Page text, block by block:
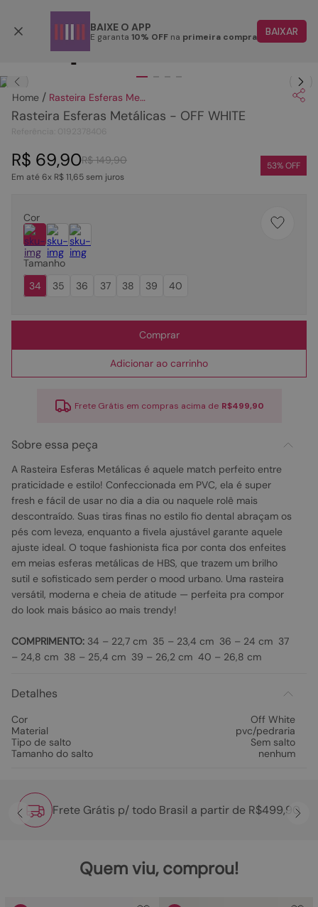
BAIXE O APP
E garanta 10% OFF na primeira compra BAIXAR
Rasteira Esferas Metálicas - OFF WHITE
Rasteira Esferas Metálicas - OFF WHITE
R$ 149,90
R$ 69,90
Em até6x R$11,65sem juros
53% OFF
Cor
Tamanho
34
35 36 37 39 40
38
Comprar
Adicionar ao carrinho
Frete Grátis em compras acima de R$499,90
Sobre essa peça
A Rasteira Esferas Metálicas é aquele match perfeito entre
praticidade e estilo! Confeccionada em PVC, ela é super
fresh e fácil de usar no dia a dia ou naquele rolê mais
descontraído. Suas tiras finas no estilo fio dental abraçam os
pés com leveza, enquanto a fivela ajustável garante aquele
ajuste ideal. O toque fashionista fica por conta dos enfeites
em meias esferas metálicas de HBS, que trazem um brilho
sutil e sofisticado sem perder o mood urbano. Uma rasteira
versátil, moderna e cheia de atitude — perfeita pra compor
do look mais básico ao mais trendy!
COMPRIMENTO: 34 – 22,7 cm 35 – 23,4 cm 36 – 24 cm 37
– 24,8 cm 38 – 25,4 cm 39 – 26,2 cm 40 – 26,8 cm
Detalhes
Cor
Off White
Material
pvc/pedraria
Tipo de salto
Sem salto
Tamanho do salto
nenhum
Frete Grátis p/ todo Brasil a partir de R$499,90
Quem viu, comprou!
1º
2º
tenis
4º
sandalia
5º
rasteira
bolsa
sapatilha
óculos